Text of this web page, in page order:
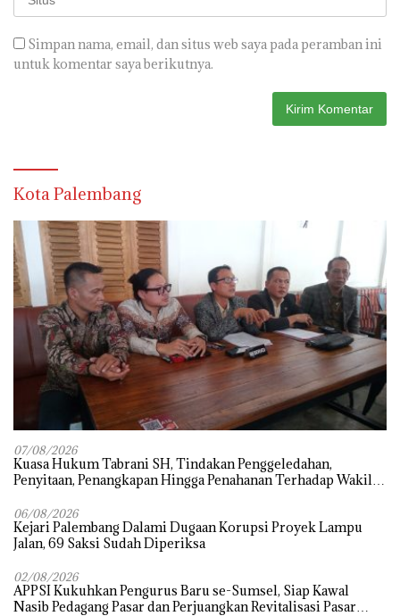
Simpan nama, email, dan situs web saya pada peramban ini
untuk komentar saya berikutnya.
Kota Palembang
07/08/2026
‎Kuasa Hukum Tabrani SH, Tindakan Penggeledahan,
Penyitaan, Penangkapan Hingga Penahanan Terhadap Wakil
06/08/2026
Kejari Palembang Dalami Dugaan Korupsi Proyek Lampu
Jalan, 69 Saksi Sudah Diperiksa
02/08/2026
APPSI Kukuhkan Pengurus Baru se-Sumsel, Siap Kawal
Nasib Pedagang Pasar dan Perjuangkan Revitalisasi Pasar